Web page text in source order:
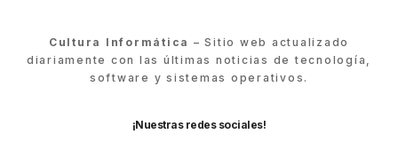
Cultura Informática – Sitio web actualizado
diariamente con las últimas noticias de tecnología,
software y sistemas operativos.
¡Nuestras redes sociales!